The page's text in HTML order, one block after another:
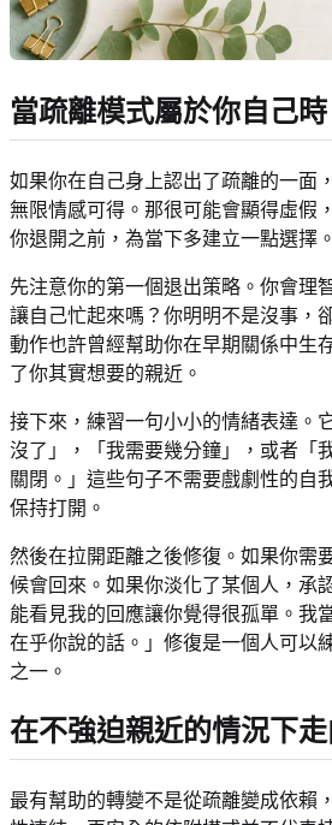
當疏離模式屬於你自己時
如果你在自己身上認出了疏離的一面
無限情感可得。那很可能會顯得虛假
你退開之前，為當下多建立一點選擇。
先注意你的第一個退出策略。你會理
讓自己忙起來嗎？你明明不是沒事，
動作也許曾經幫助你在早期關係中生
了你其實想要的親近。
接下來，練習一句小小的情緒表達。
沒了」，「我需要幾分鐘」，或者「
關閉。」這些句子不需要戲劇性的自
保持打開。
然後在拉開距離之後修復。如果你需
候會回來。如果你淡化了某個人，承
能看見我的回應讓你覺得很孤單。我
在乎你說的話。」修復是一個人可以
之一。
在不強迫親近的情況下
最有幫助的轉變不是從疏離變成依賴